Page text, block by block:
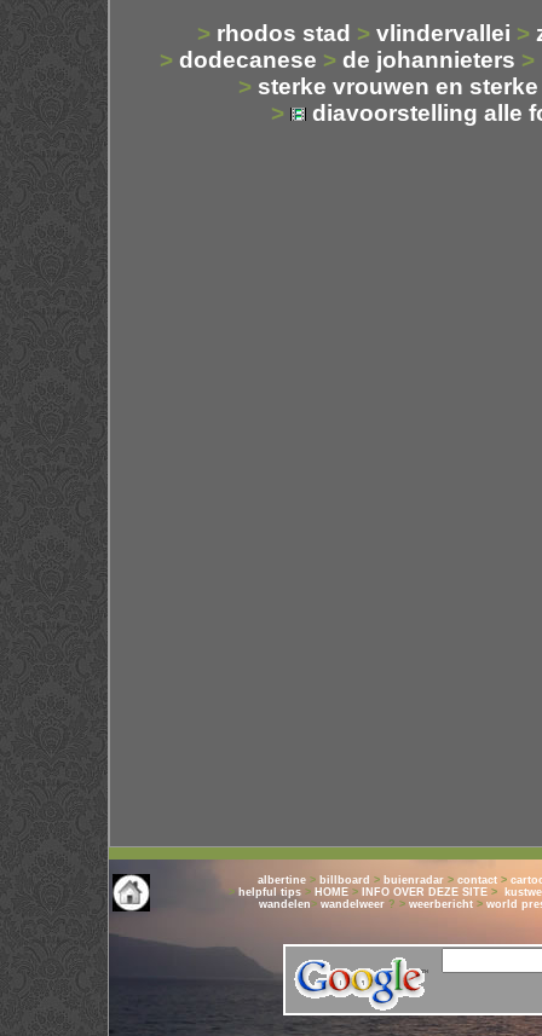
> rhodos stad > vlindervallei >
> dodecanese > de johannieters >
> sterke vrouwen en
>
diavoorstelling alle
albertine > billboard > buienradar > contact >
> helpful tips > HOME > INFO OVER DEZE SITE >
wandelen> wandelweer ? > weerbericht > world